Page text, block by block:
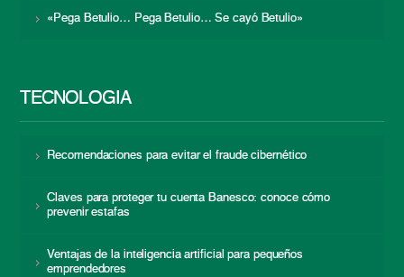
«Pega Betulio… Pega Betulio… Se cayó Betulio»
TECNOLOGÍA
Recomendaciones para evitar el fraude cibernético
Claves para proteger tu cuenta Banesco: conoce cómo
prevenir estafas
Ventajas de la inteligencia artificial para pequeños
emprendedores